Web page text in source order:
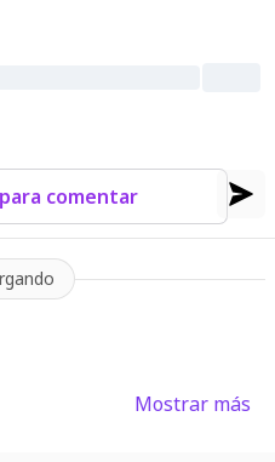
comentar
Mostrar más